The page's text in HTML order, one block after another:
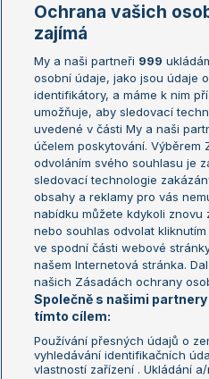
Žebříčky
Žebříček ATP (muži)
Žebříček WTA (ženy)
Sázkařský žebříček
US
Aktualní trendy
Fotbalové přestupy
Livesport Daily
LS Prague Open
Podmínky užití
Ochrana vašich
zajímá
My a naši partneři 999
osobní údaje, jako jsou údaje
identifikátory, a máme k nim
umožňuje, aby sledovací
uvedené v části My a naši
účelem poskytování. Výběrem
odvoláním svého souhlasu je
sledovací technologie
obsahy a reklamy pro vás
nabídku můžete kdykoli znovu
nebo souhlas odvolat
ve spodní části webové
našem Internetová stránka.
našich Zásadách ochrany
Společně s našimi
tímto cílem:
Používání přesných údajů o
vyhledávání identifikačních
vlastností zařízení . Ukládání